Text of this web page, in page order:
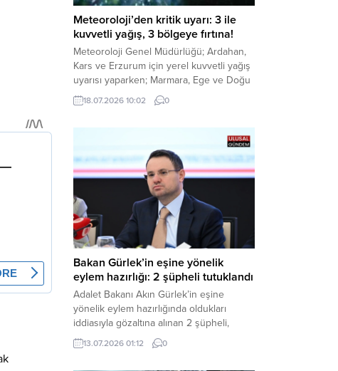
Meteoroloji’den kritik uyarı: 3 ile
kuvvetli yağış, 3 bölgeye fırtına!
Meteoroloji Genel Müdürlüğü; Ardahan,
Kars ve Erzurum için yerel kuvvetli yağış
uyarısı yaparken; Marmara, Ege ve Doğu
Anadolu’nun belirli kesimlerinde ise
saatte 60 kilometre hıza ulaşabilecek
tedbirli olmaya çağırdı. Haber Merkezi –
Çevre, Şehircilik ve İklim Değişikliği
Bakanlığı Meteoroloji Genel Müdürlüğü,
ülke genelini kapsayan son hava...
18.07.2026 10:02 0
Bakan Gürlek’in eşine yönelik
eylem hazırlığı: 2 şüpheli tutuklandı
Adalet Bakanı Akın Gürlek’in eşine
yönelik eylem hazırlığında oldukları
iddiasıyla gözaltına alınan 2 şüpheli,
çıkarıldıkları mahkemece tutuklanarak
cezaevine gönderildi. Haber Merkezi –
13.07.2026 01:12 0